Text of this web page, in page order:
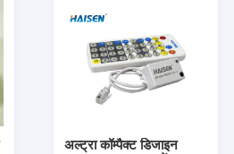
अल्ट्रा कॉम्पैक्ट डिजाइन